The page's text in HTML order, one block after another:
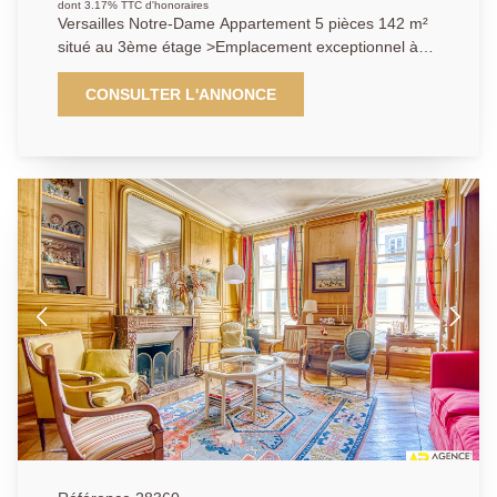
dont 3.17% TTC d'honoraires
Versailles Notre-Dame Appartement 5 pièces 142 m²
situé au 3ème étage >Emplacement exceptionnel à
proximité immédiate du Bassin de Neptune, des
commerces de la rue de la Paroisse et transports
(gare Rive-Droite ligne L ) pour ce magnifique
ancien ( toiture et ravalement effectués en 2026) aux
parties communes raffinées. Vous y découvrirez:
Entrée, cuisine / salle à manger, vaste salon de 36 m²
à la double exposition (est et sud) avec cheminée
fonctionnelle et parquet Versailles jouissant d'une
superbe vue sur le Bassin de Neptune (unique), 3
chambres, salle de bains avec baignoire et douche, 2
wc séparés . DPE C (rarissime dans l'ancien). A cela
s'ajoutent un grenier ainsi qu'une cave. Un bien qui
vous séduira par sa localisation, son élégance et sa
luminosité. A visiter sans tarder. Exclusivité.
CONSULTER L'ANNONCE